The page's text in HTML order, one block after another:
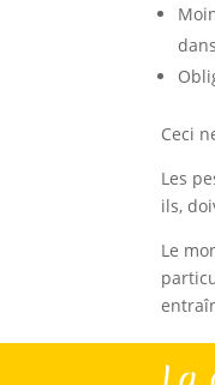
Ceci
Les
ils,
Le